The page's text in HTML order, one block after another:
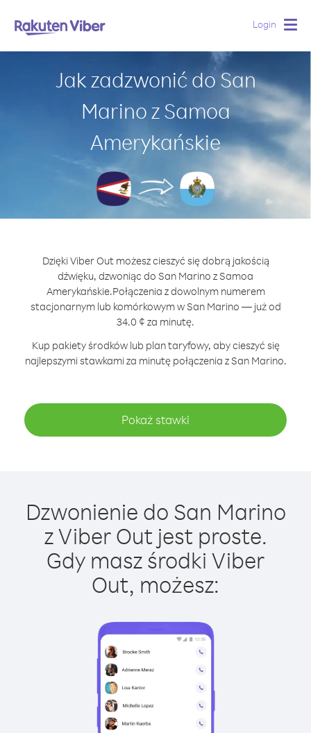
Login
Jak zadzwonić do San
Marino z Samoa
Amerykańskie
Dzięki Viber Out możesz cieszyć się dobrą jakością
dźwięku, dzwoniąc do San Marino z Samoa
Amerykańskie.Połączenia z dowolnym numerem
stacjonarnym lub komórkowym w San Marino — już od
34.0 ¢ za minutę.
Kup pakiety środków lub plan taryfowy, aby cieszyć się
najlepszymi stawkami za minutę połączenia z San Marino.
Pokaż stawki
Dzwonienie do San Marino
z Viber Out jest proste.
Gdy masz środki Viber
Out, możesz: